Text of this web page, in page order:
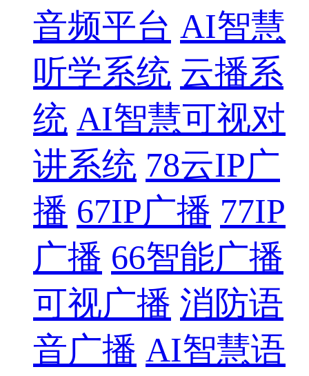
音频平台 AI智慧
听学系统 云播系
统 AI智慧可视对
讲系统 78云IP广
播 67IP广播 77IP
广播 66智能广播
可视广播 消防语
音广播 AI智慧语